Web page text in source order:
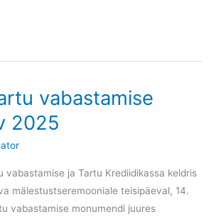
vabastamise
2025
vabastamise ja Tartu Krediidikassa keldris
mälestustseremooniale teisipäeval, 14.
vabastamise monumendi juures